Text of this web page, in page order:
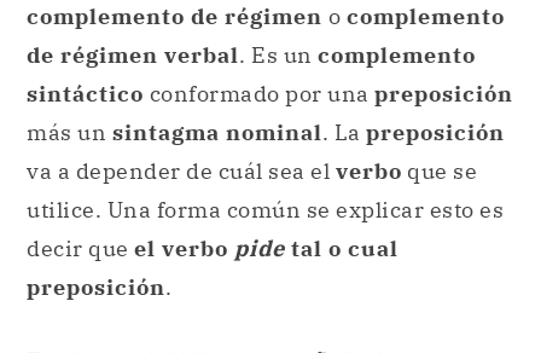
complemento de régimen o complemento
de régimen verbal. Es un complemento
sintáctico conformado por una preposición
más un sintagma nominal. La preposición
va a depender de cuál sea el verbo que se
utilice. Una forma común se explicar esto es
decir que el verbo pide tal o cual
preposición.